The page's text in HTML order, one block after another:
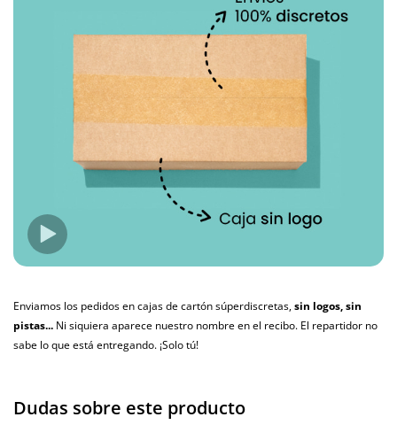
Enviamos los pedidos en cajas de cartón súperdiscretas,sin logos, sin
pistas... Ni siquiera aparece nuestro nombre en el recibo. El repartidor no
sabe lo que está entregando. ¡Solo tú!
Dudas sobre este producto